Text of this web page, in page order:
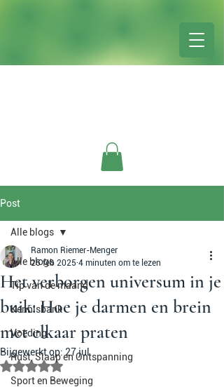
Post
Alle blogs
Tip van de maand
Kennisbank
Voeding
Rust, Slaap en Ontspanning
Sport en Beweging
Alle blogs
Het verborgen universum in je
buik: Hoe je darmen en brein
met elkaar praten
Ramon Riemer-Menger
25 feb 2025 4 minuten om te lezen
Bijgewerkt op: 27 jul
Beoordeeld met NaN uit 5 sterren.